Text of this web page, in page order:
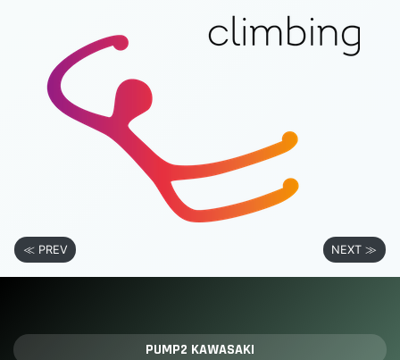
≪ PREV NEXT ≫
PUMP2 KAWASAKI